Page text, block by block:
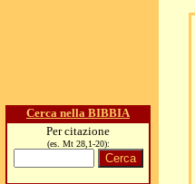
Cerca nella BIBBIA
Per citazione
(es. Mt 28,1-20):